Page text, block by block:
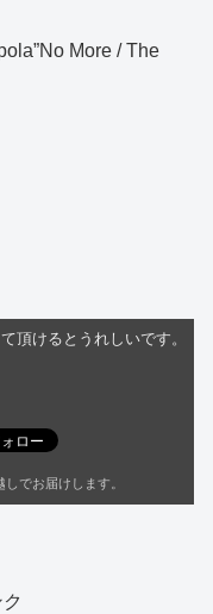
More / The
頂けるとうれしいです。
でお届けします。